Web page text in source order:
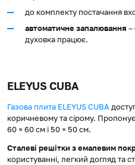
до комплекту постачання
автоматичне запалювання –
духовка працює.
ELEYUS CUBA
Газова плита ELEYUS CUBA
коричневому та сірому.
60 × 60 см і 50 × 50 см.
Сталеві решітки з емалевим
користуванні, легкий догляд та